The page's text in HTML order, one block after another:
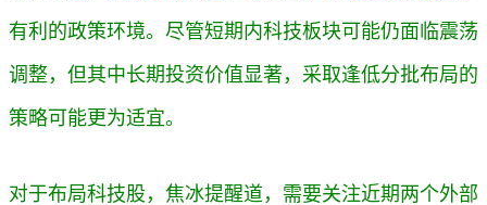
有利的政策环境。 尽管短期内科技板块可能仍面临震荡
调整，但其中长期投资价值显著，采取逢低分批布局的
策略可能更为适宜。
对于布局科技股，焦冰提醒道，需要关注近期两个外部